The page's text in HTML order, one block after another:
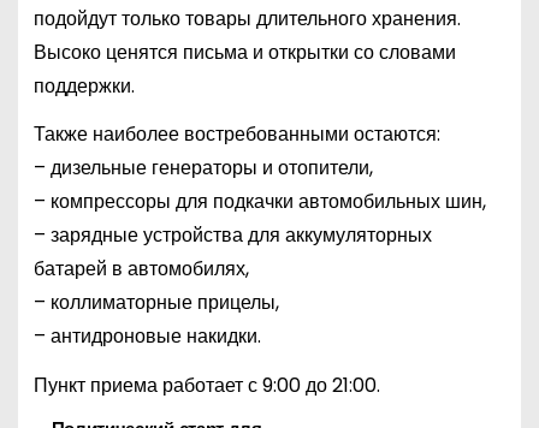
подойдут только товары длительного хранения.
Высоко ценятся письма и открытки со словами
поддержки.
Также наиболее востребованными остаются:
– дизельные генераторы и отопители,
– компрессоры для подкачки автомобильных шин,
– зарядные устройства для аккумуляторных
батарей в автомобилях,
– коллиматорные прицелы,
– антидроновые накидки.
Пункт приема работает с 9:00 до 21:00.